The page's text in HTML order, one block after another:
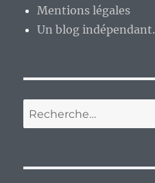
Mentions légales
Un blog indépendant.
Recherche
pour :